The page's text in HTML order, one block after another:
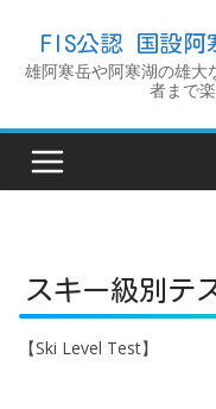
FIS公認 国設阿
雄阿寒岳や阿寒湖の雄大
者まで
スキー級別テ
【Ski Level Test】